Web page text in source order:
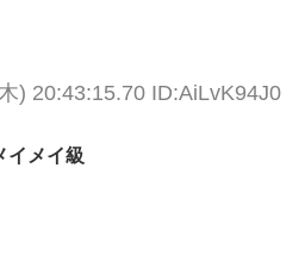
) 20:43:15.70 ID:AiLvK94J0
イメイ級